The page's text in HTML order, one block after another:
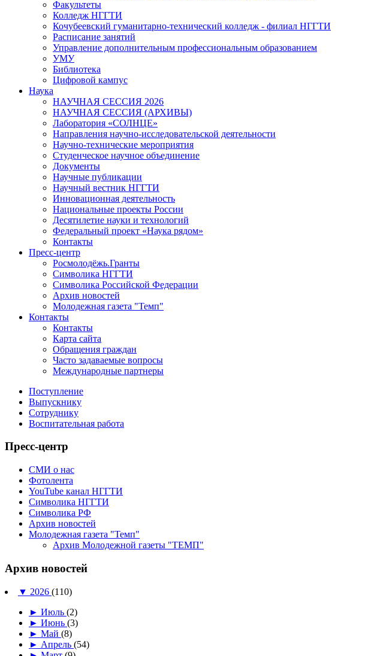
Факультеты
Колледж НГГТИ
Кочубеевский гуманитарно-технический колледж - филиал НГГТИ
Расписание занятий
Управление дополнительным профессиональным образованием
УМУ
Библиотека
Цифровой кампус
Наука
НАУЧНАЯ СЕССИЯ 2026
НАУЧНАЯ СЕССИЯ (АРХИВЫ)
Лаборатория «СОЛНЦЕ»
Направления научно-исследовательской деятельности
Научно-технические мероприятия
Студенческое научное объединение
Документы
Научные публикации
Научный вестник НГГТИ
Инновационная деятельность
Национальные проекты России
Десятилетие науки и технологий
Федеральный проект «Наука рядом»
Контакты
Пресс-центр
Росмолодёжь.Гранты
Символика НГГТИ
Символика Российской Федерации
Архив новостей
Молодежная газета "Темп"
Контакты
Контакты
Карта сайта
Обращения граждан
Часто задаваемые вопросы
Международные партнеры
Поступление
Выпускнику
Сотруднику
Воспитательная работа
Пресс-центр
СМИ о нас
Фотолента
YouTube канал НГГТИ
Символика НГГТИ
Символика РФ
Архив новостей
Молодежная газета "Темп"
Архив Молодежной газеты "ТЕМП"
Архив новостей
▼ 2026 (110)
► Июль (2)
► Июнь (3)
► Май (8)
► Апрель (54)